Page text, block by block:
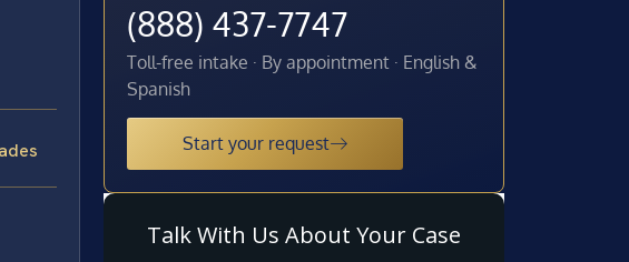
(888) 437-7747
Toll-free intake · By appointment · English &
Spanish
Start your request